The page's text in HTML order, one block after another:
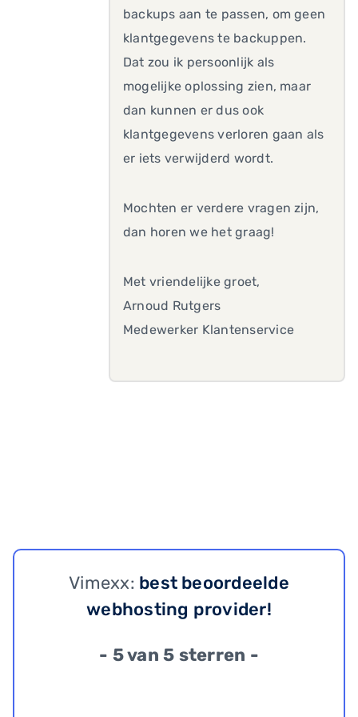
backups aan te passen, om geen
klantgegevens te backuppen.
Dat zou ik persoonlijk als
mogelijke oplossing zien, maar
dan kunnen er dus ook
klantgegevens verloren gaan als
er iets verwijderd wordt.
Mochten er verdere vragen zijn,
dan horen we het graag!
Met vriendelijke groet,
Arnoud Rutgers
Medewerker Klantenservice
Vimexx: best beoordeelde
webhosting provider!
- 5 van 5 sterren -